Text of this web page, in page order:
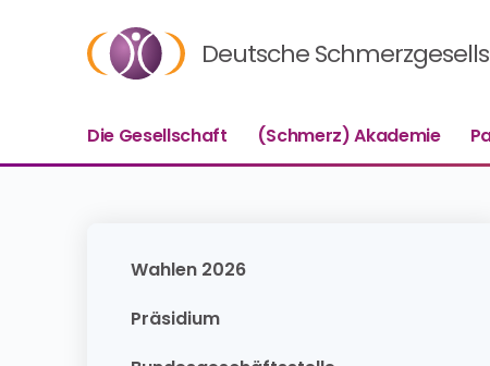
Deutsche
Die Gesellschaft (Schmerz) Akademie
Wahlen 2026
Präsidium